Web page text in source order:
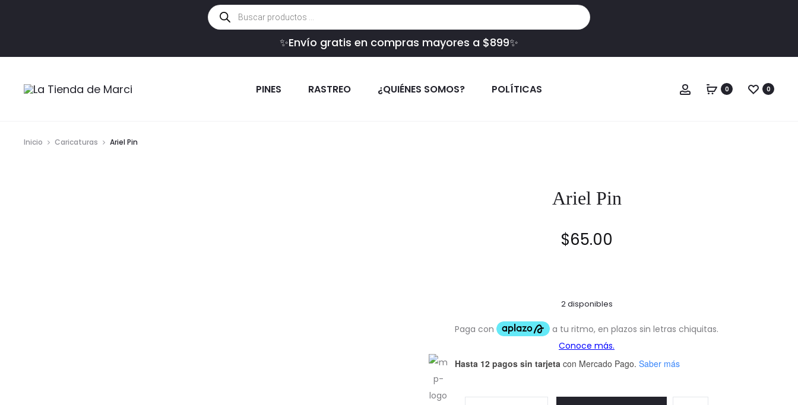
Búsqueda
de
productos
✨Envío gratis en compras mayores a $899✨
PINES RASTREO ¿QUIÉNES SOMOS? POLÍTICAS Cuenta
0 0
Inicio Caricaturas Ariel Pin
Ariel Pin
$65.00
2 disponibles
Hasta 12 pagos sin tarjeta con Mercado Pago. Saber más